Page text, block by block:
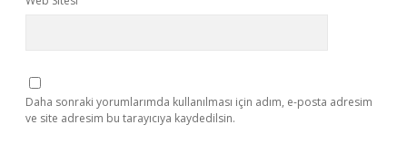
Daha sonraki yorumlarımda kullanılması için adım, e-posta adresim
ve site adresim bu tarayıcıya kaydedilsin.